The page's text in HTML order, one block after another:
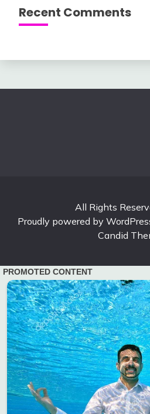
Recent Comments
All Rights
Proudly powered by
Candid